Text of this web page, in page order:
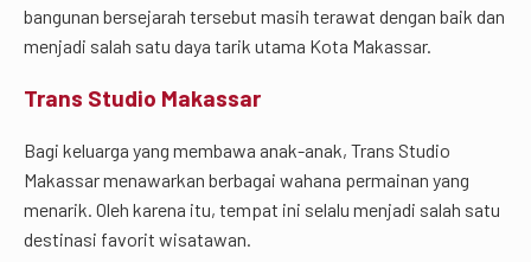
bangunan bersejarah tersebut masih terawat dengan baik dan
menjadi salah satu daya tarik utama Kota Makassar.
Trans Studio Makassar
Bagi keluarga yang membawa anak-anak, Trans Studio
Makassar menawarkan berbagai wahana permainan yang
menarik. Oleh karena itu, tempat ini selalu menjadi salah satu
destinasi favorit wisatawan.